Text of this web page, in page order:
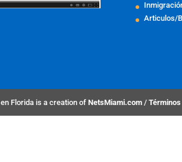
Articulos/
Florida is a creation ofNetsMiami.com/